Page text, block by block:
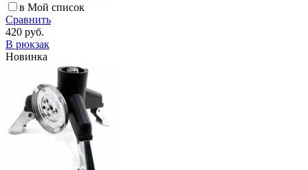
в Мой список
Сравнить
420 руб.
В рюкзак
Новинка